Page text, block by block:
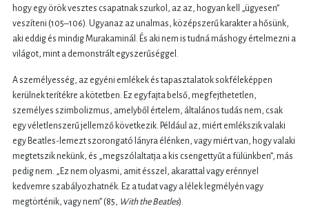
hogy egy örök vesztes csapatnak szurkol, az az, hogyan kell „ügyesen”
veszíteni (105–106). Ugyanaz az unalmas, középszerű karakter a hősünk,
aki eddig és mindig Murakaminál. És aki nem is tudná máshogy értelmezni a
világot, mint a demonstrált egyszerűséggel.
A személyesség, az egyéni emlékek és tapasztalatok sokféleképpen
kerülnek terítékre a kötetben. Ez egyfajta belső, megfejthetetlen,
személyes szimbolizmus, amelyből értelem, általános tudás nem, csak
egy véletlenszerű jellemző következik. Például az, miért emlékszik valaki
egy Beatles-lemezt szorongató lányra élénken, vagy miért van, hogy valaki
megtetszik nekünk, és „megszólaltatja a kis csengettyűt a fülünkben”, más
pedig nem. „Ez nem olyasmi, amit ésszel, akarattal vagy erénnyel
kedvemre szabályozhatnék. Ez a tudat vagy a lélek legmélyén vagy
megtörténik, vagy nem” (85, With the Beatles).